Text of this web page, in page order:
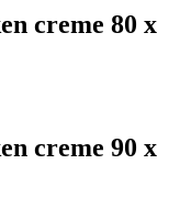
creme 80 x
creme 90 x